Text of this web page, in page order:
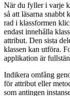
När du fyller i varje
så att läsarna snabbt
rad i klassformen
endast innehålla
attribut. Den sista
klassen kan utföra.
applikation är
Indikera omfång
för attribut eller
som antingen